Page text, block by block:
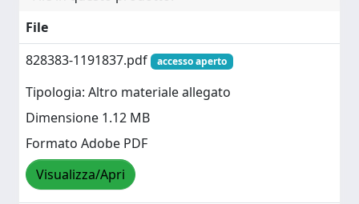
File
828383-1191837.pdf
accesso aperto
Tipologia: Altro materiale allegato
Dimensione 1.12 MB
Formato Adobe PDF
Visualizza/Apri